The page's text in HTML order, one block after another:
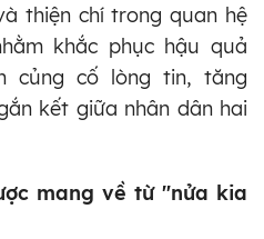
thiện chí trong quan hệ
khắc phục hậu quả
củng cố lòng tin, tăng
kết giữa nhân dân hai
mang về từ "nửa kia